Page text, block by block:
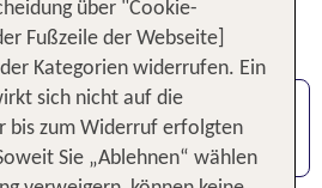
Vorteile
Familien
Angebot
über "Cookie-
Fußzeile der Webseite]
Kategorien widerrufen. Ein
sich nicht auf die
bis zum Widerruf erfolgten
Sie „Ablehnen“ wählen